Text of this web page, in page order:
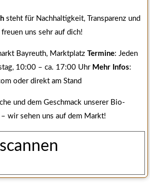
steht für Nachhaltigkeit, Transparenz und
uns sehr auf dich!
Bayreuth, Marktplatz Termine: Jeden
10:00 – ca. 17:00 Uhr Mehr Infos:
oder direkt am Stand
und dem Geschmack unserer Bio-
wir sehen uns auf dem Markt!